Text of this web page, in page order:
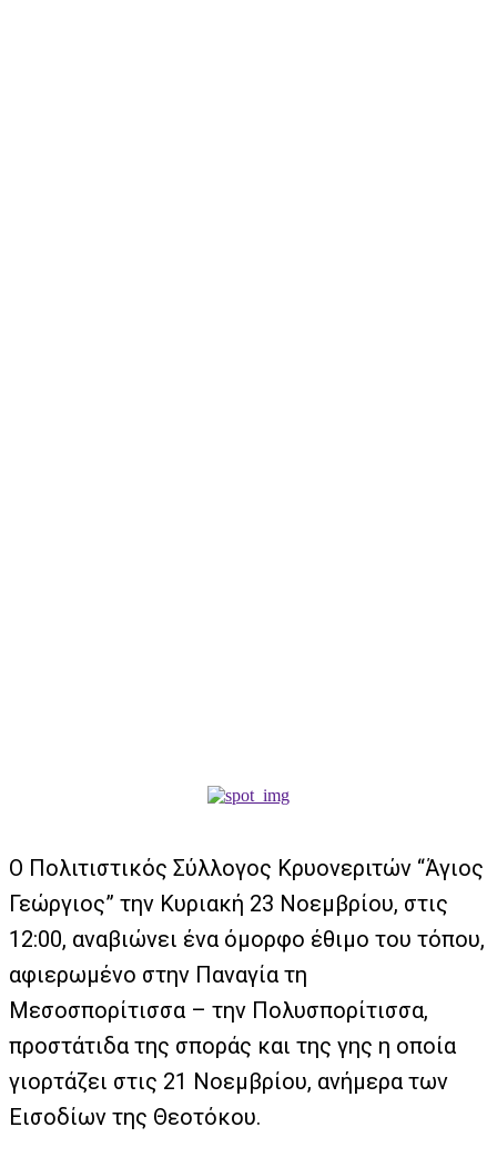
Ο Πολιτιστικός Σύλλογος Κρυονεριτών “Άγιος
Γεώργιος” την Κυριακή 23 Νοεμβρίου, στις
12:00, αναβιώνει ένα όμορφο έθιμο του τόπου,
αφιερωμένο στην Παναγία τη
Μεσοσπορίτισσα – την Πολυσπορίτισσα,
προστάτιδα της σποράς και της γης η οποία
γιορτάζει στις 21 Νοεμβρίου, ανήμερα των
Εισοδίων της Θεοτόκου.